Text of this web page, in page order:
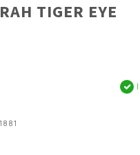
TIGER EYE
1881